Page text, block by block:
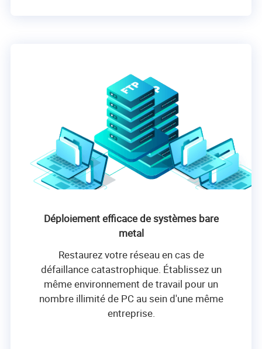
Déploiement efficace de systèmes bare
metal
Restaurez votre réseau en cas de
défaillance catastrophique. Établissez un
même environnement de travail pour un
nombre illimité de PC au sein d'une même
entreprise.